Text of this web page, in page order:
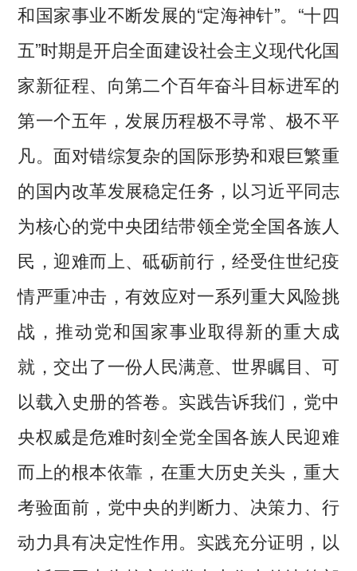
和国家事业不断发展的“定海神针”。“十四
五”时期是开启全面建设社会主义现代化国
家新征程、向第二个百年奋斗目标进军的
第一个五年，发展历程极不寻常、极不平
凡。面对错综复杂的国际形势和艰巨繁重
的国内改革发展稳定任务，以习近平同志
为核心的党中央团结带领全党全国各族人
民，迎难而上、砥砺前行，经受住世纪疫
情严重冲击，有效应对一系列重大风险挑
战，推动党和国家事业取得新的重大成
就，交出了一份人民满意、世界瞩目、可
以载入史册的答卷。实践告诉我们，党中
央权威是危难时刻全党全国各族人民迎难
而上的根本依靠，在重大历史关头，重大
考验面前，党中央的判断力、决策力、行
动力具有决定性作用。实践充分证明，以